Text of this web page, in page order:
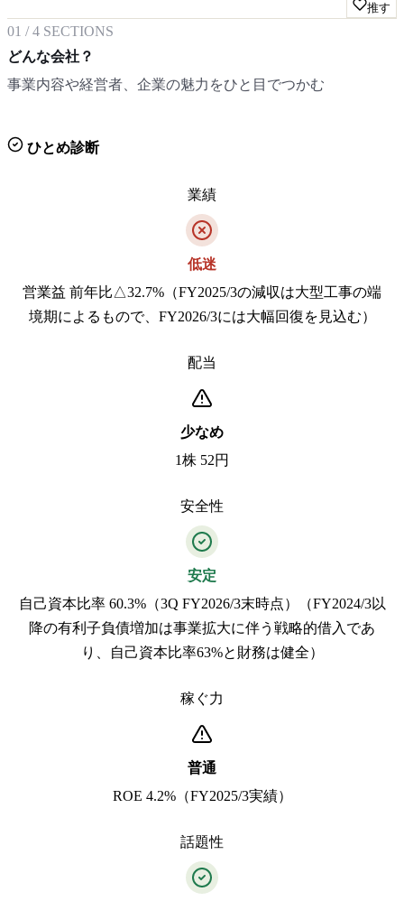
推す
01 /4 SECTIONS
どんな会社？
事業内容や経営者、企業の魅力をひと目でつかむ
ひとめ診断
業績
低迷
営業益 前年比△32.7%（FY2025/3の減収は大型工事の端
境期によるもので、FY2026/3には大幅回復を見込む）
配当
少なめ
1株 52円
安全性
安定
自己資本比率 60.3%（3Q FY2026/3末時点）（FY2024/3以
降の有利子負債増加は事業拡大に伴う戦略的借入であ
り、自己資本比率63%と財務は健全）
稼ぐ力
普通
ROE 4.2%（FY2025/3実績）
話題性